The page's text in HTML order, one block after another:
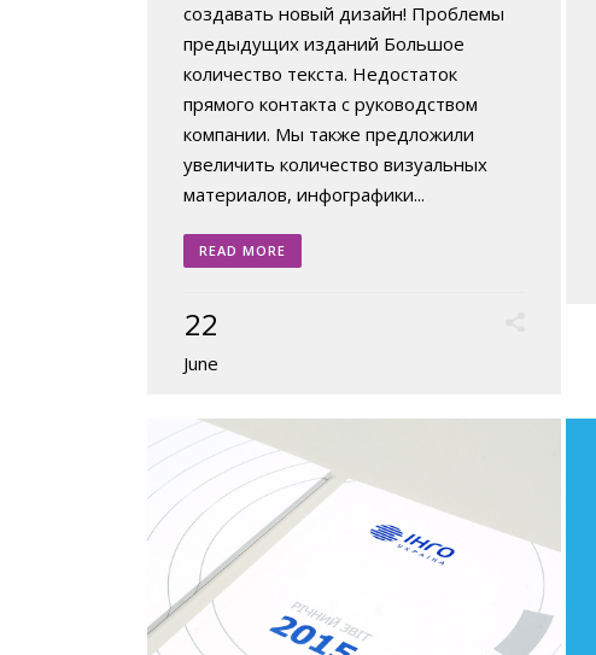
создавать новый дизайн! Проблемы
предыдущих изданий Большое
количество текста. Недостаток
прямого контакта с руководством
компании. Мы также предложили
увеличить количество визуальных
материалов, инфографики...
READ MORE
22
June